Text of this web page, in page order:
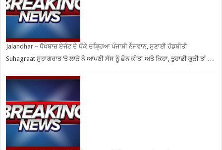
Jalandhar – ਧੋਖੇਬਾਜ਼ ਏਜੰਟ ਦੇ ਧੱਕੇ ਚੜ੍ਹਿਆ ਪੰਜਾਬੀ ਨੌਜਵਾਨ, ਸੁਣਾਈ ਹੱਡਬੀਤੀ
Suhagraat ਸੁਹਾਗਰਾਤ ‘ਤੇ ਲਾੜੇ ਨੇ ਆਪਣੀ ਸੱਸ ਨੂੰ ਫ਼ੋਨ ਕੀਤਾ ਅਤੇ ਕਿਹਾ, ਤੁਹਾਡੀ ਕੁੜੀ ਤਾਂ …